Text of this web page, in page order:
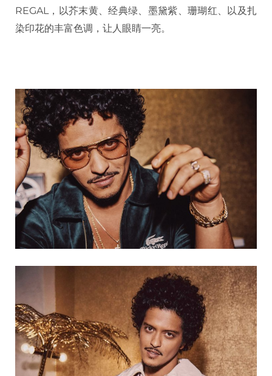
REGAL，以芥末黄、经典绿、墨黛紫、珊瑚红、以及扎
染印花的丰富色调，让人眼睛一亮。